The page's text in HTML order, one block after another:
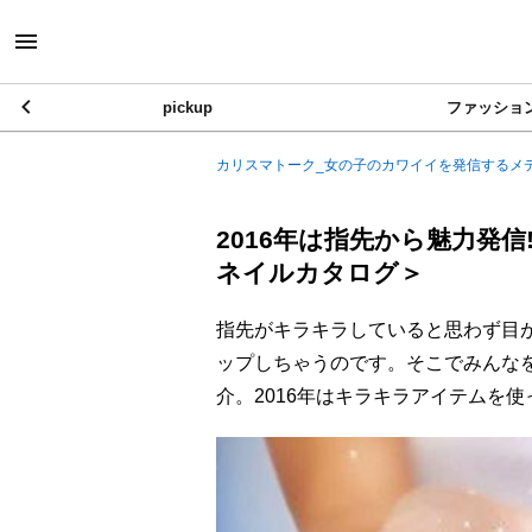
pickup ファッショ
カリスマトーク_女の子のカワイイを発信するメ
2016年は指先から魅力発
ネイルカタログ＞
指先がキラキラしていると思わず目
ップしちゃうのです。そこでみんな
介。2016年はキラキラアイテムを